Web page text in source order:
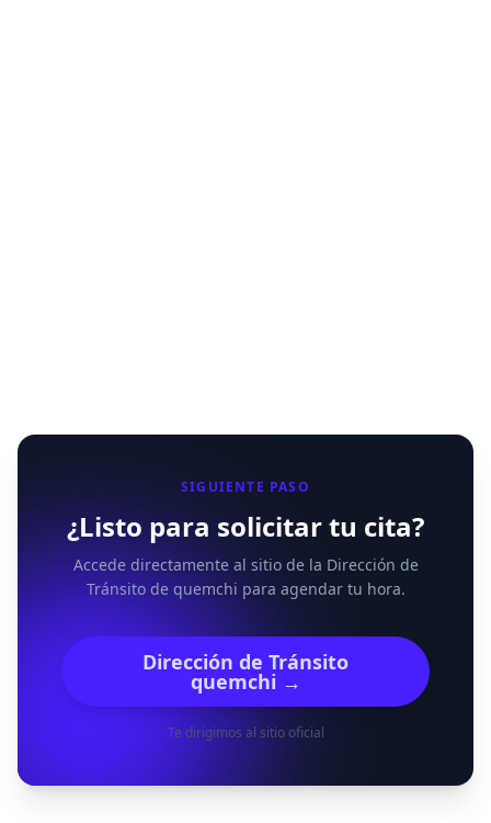
SIGUIENTE PASO
¿Listo para solicitar tu cita?
Accede directamente al sitio de la Dirección de
Tránsito de quemchi para agendar tu hora.
Dirección de Tránsito
quemchi →
Te dirigimos al sitio oficial